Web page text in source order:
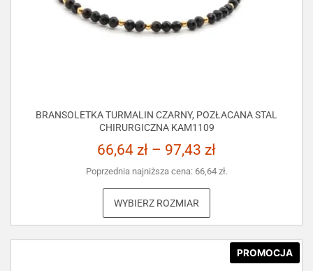
BRANSOLETKA TURMALIN CZARNY, POZŁACANA STAL
CHIRURGICZNA KAM1109
66,64 zł – 97,43 zł
Poprzednia najniższa cena: 66,64 zł.
WYBIERZ ROZMIAR
PROMOCJA